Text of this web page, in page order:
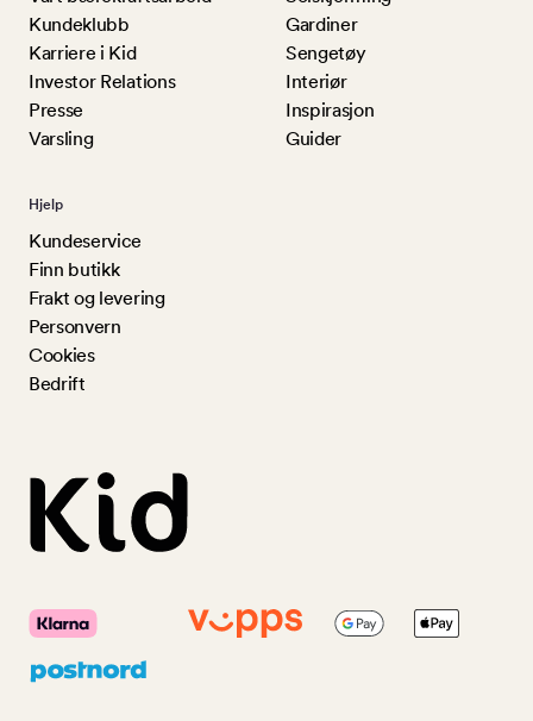
Kundeklubb
Karriere i Kid
Investor Relations
Presse
Varsling
Gardiner
Sengetøy
Interiør
Inspirasjon
Guider
Hjelp
Kundeservice
Finn butikk
Frakt og levering
Personvern
Cookies
Bedrift